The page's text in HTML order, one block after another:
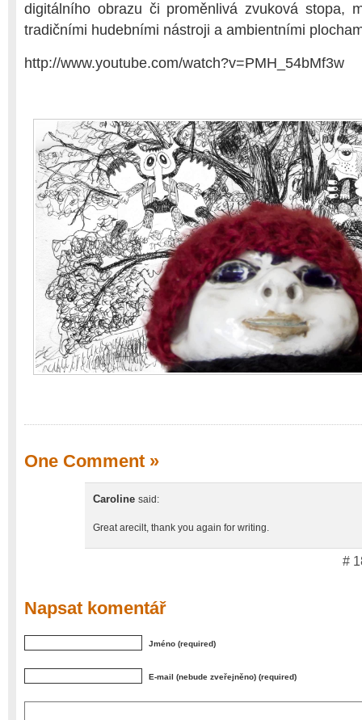
digitálního obrazu či proměnlivá zvuková stopa,
tradičními hudebními nástroji a ambientními
http://www.youtube.com/watch?v=PMH_54bMf3w
One Comment »
Caroline said:
Great arecilt, thank you again for writing.
#
Napsat komentář
Jméno (required)
E-mail (nebude zveřejněno) (required)